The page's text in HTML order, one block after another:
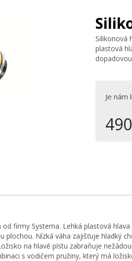
Silikonová
plastová
Je
firmy Systema. Lehká plastová
plochou. Nízká váha zajišťuje hladký
na hlavě pístu zabraňuje
s vodičem pružiny, který má